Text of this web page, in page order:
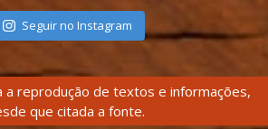
Seguir no Instagram
a reprodução de textos e informações,
que citada a fonte.